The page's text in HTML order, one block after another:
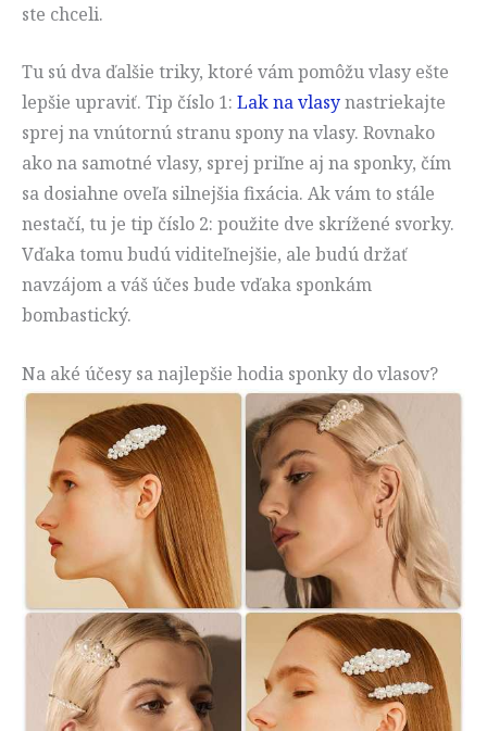
ste chceli.
Tu sú dva ďalšie triky, ktoré vám pomôžu vlasy ešte
lepšie upraviť. Tip číslo 1: Lak na vlasynastriekajte
sprej na vnútornú stranu spony na vlasy. Rovnako
ako na samotné vlasy, sprej priľne aj na sponky, čím
sa dosiahne oveľa silnejšia fixácia. Ak vám to stále
nestačí, tu je tip číslo 2: použite dve skrížené svorky.
Vďaka tomu budú viditeľnejšie, ale budú držať
navzájom a váš účes bude vďaka sponkám
bombastický.
Na aké účesy sa najlepšie hodia sponky do vlasov?